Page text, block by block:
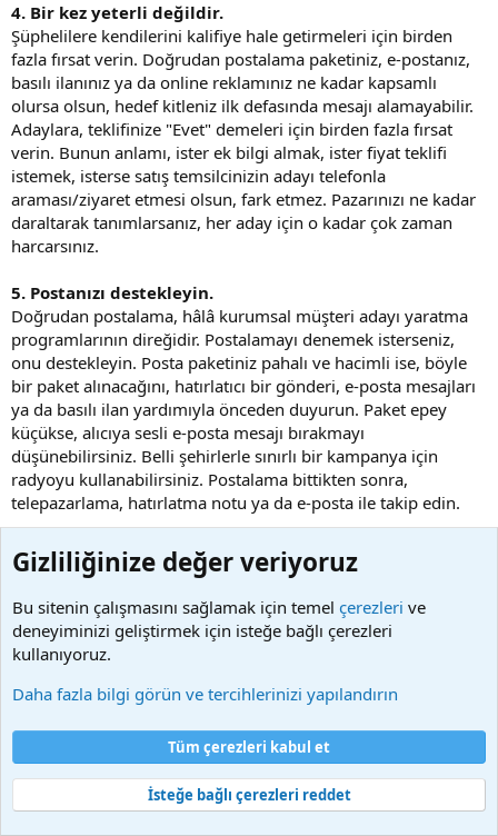
4. Bir kez yeterli değildir.
Şüphelilere kendilerini kalifiye hale getirmeleri için birden
fazla fırsat verin. Doğrudan postalama paketiniz, e-postanız,
basılı ilanınız ya da online reklamınız ne kadar kapsamlı
olursa olsun, hedef kitleniz ilk defasında mesajı alamayabilir.
Adaylara, teklifinize "Evet" demeleri için birden fazla fırsat
verin. Bunun anlamı, ister ek bilgi almak, ister fiyat teklifi
istemek, isterse satış temsilcinizin adayı telefonla
araması/ziyaret etmesi olsun, fark etmez. Pazarınızı ne kadar
daraltarak tanımlarsanız, her aday için o kadar çok zaman
harcarsınız.
5. Postanızı destekleyin.
Doğrudan postalama, hâlâ kurumsal müşteri adayı yaratma
programlarının direğidir. Postalamayı denemek isterseniz,
onu destekleyin. Posta paketiniz pahalı ve hacimli ise, böyle
bir paket alınacağını, hatırlatıcı bir gönderi, e-posta mesajları
ya da basılı ilan yardımıyla önceden duyurun. Paket epey
küçükse, alıcıya sesli e-posta mesajı bırakmayı
düşünebilirsiniz. Belli şehirlerle sınırlı bir kampanya için
radyoyu kullanabilirsiniz. Postalama bittikten sonra,
telepazarlama, hatırlatma notu ya da e-posta ile takip edin.
6. Satış gücünüzü, distribütörlerinizi ve toptancılarınızı
destekleyin.
Müşteri adaylarınızın kampanyalarınız hakkında tam bilgiye
sahip olduklarından emin olun. Bunlar, örnek paketler, basılı
ilan kopyaları, e-posta mesajları, kullanılan mecralar ve
tanıtım tarihleri şeklinde olabilir. Sonuçlar hakkında onları
haberdar edin. Heyecanlı bir "içeriye satış," başarınız
7. Yanıtlamayı çok kolaylaştırmayın.
Daha kalifiye müşteri adayı istiyorsanız, yanıt vermeyi çok
kolaylaştırmayın. Yanıt kartındaki küçük kutucuğu işaretleyip
kartı posta kutusuna atmak, müşteri adayı yaratmayabilir.
Gizliliğinize değer veriyoruz
Bu sitenin çalışmasını sağlamak için temel çerezleri ve
deneyiminizi geliştirmek için isteğe bağlı çerezleri
kullanıyoruz.
Daha fazla bilgi görün ve tercihlerinizi yapılandırın
Tüm çerezleri kabul et
İsteğe bağlı çerezleri reddet